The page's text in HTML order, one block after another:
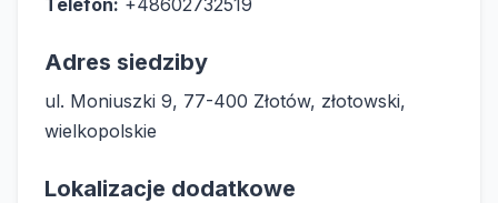
Telefon: +48602732519
Adres siedziby
ul. Moniuszki 9, 77-400 Złotów, złotowski,
wielkopolskie
Lokalizacje dodatkowe